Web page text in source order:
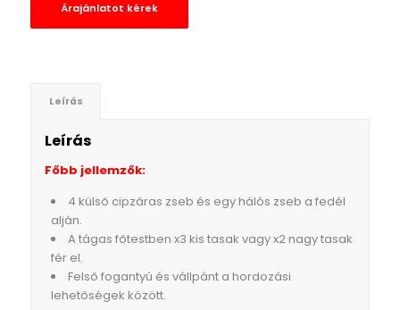
Árajánlatot kérek
Leírás
Leírás
Főbb jellemzők:
4 külső cipzáras zseb és egy hálós zseb a fedél
alján.
A tágas főtestben x3 kis tasak vagy x2 nagy tasak
fér el.
Felső fogantyú és vállpánt a hordozási
lehetőségek között.